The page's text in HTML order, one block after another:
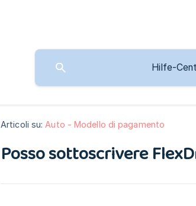
Articoli su: Auto - Modello di pagamento
Posso sottoscrivere